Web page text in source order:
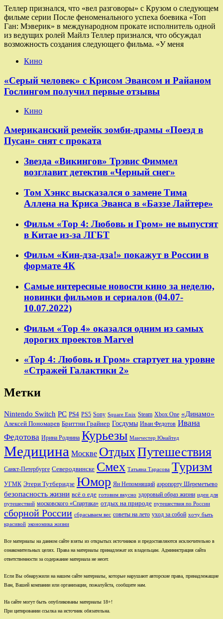
Теллер признался, что «вел разговоры» с Крузом о следующем
фильме серии После феноменального успеха боевика «Топ
Ган: Мэверик» в международном прокате исполнитель одной
из ведущих ролей Майлз Теллер признался, что обсуждал
возможность создания следующего фильма. «У меня
Кино
«Серый человек» с Крисом Эвансом и Райаном
Гослингом получил первые отзывы
Кино
Американский ремейк зомби-драмы «Поезд в
Пусан» снят с проката
Звезда «Викингов» Трэвис Фиммел
возглавит детектив «Черный снег»
Том Хэнкс высказался о замене Тима
Аллена на Криса Эванса в «Баззе Лайтере»
Фильм «Тор 4: Любовь и Гром» не выпустят
в Китае из-за ЛГБТ
Фильм «Кин-дза-дза!» покажут в России в
формате 4К
Самые интересные новости кино за неделю,
новинки фильмов и сериалов (04.07-
10.07.2022)
Фильм «Тор 4» оказался одним из самых
дорогих проектов Marvel
«Тор 4: Любовь и Гром» стартует на уровне
«Стражей Галактики 2»
Метки
Nintendo Switch PC PS4 PS5 Sony Square Enix Steam Xbox One «Динамо»
Алексей Пономарев Бриттни Грайнер Госдумы Иван Федотов Ивана
Федотова Ирина Роднина Курьезы Манчестер Юнайтед
Медицина Москве ОтдыхПутешествия
Санкт-Петербурге Северодвинске Смех Татьяна Тарасова Туризм
УГМК Этери Тутберидзе Юмор Ян Непомнящий аэропорту Шереметьево
безопасность жизни всё о еде готовим вкусно здоровый образ жизни идеи для
путешествий московского «Спартака» отдых на природе путешествия по России
сборной России сбрасываем вес советы на лето уход за собой хочу быть
красивой экономика жизни
Все материалы на данном сайте взяты из открытых источников и предоставляются исключительно в
ознакомительных целях. Права на материалы принадлежат их владельцам. Администрация сайта
ответственности за содержание материала не несет.
Если Вы обнаружили на нашем сайте материалы, которые нарушают авторские права, принадлежащие
Вам, Вашей компании или организации, пожалуйста, сообщите нам.
На сайте могут быть опубликованы материалы 18+!
При цитировании ссылка на источник обязательна.